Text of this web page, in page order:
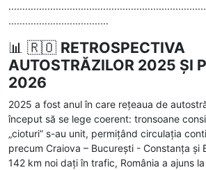
....................................
📊 🇷🇴 RETROSPECTIVA
AUTOSTRĂZILOR 2025 ȘI
2026
2025 a fost anul în care rețeaua de
început să se lege coerent: tronsoane
„cioturi” s-au unit, permițând circulația
precum Craiova – București - Constanța și
142 km noi dați în trafic, România a ajuns